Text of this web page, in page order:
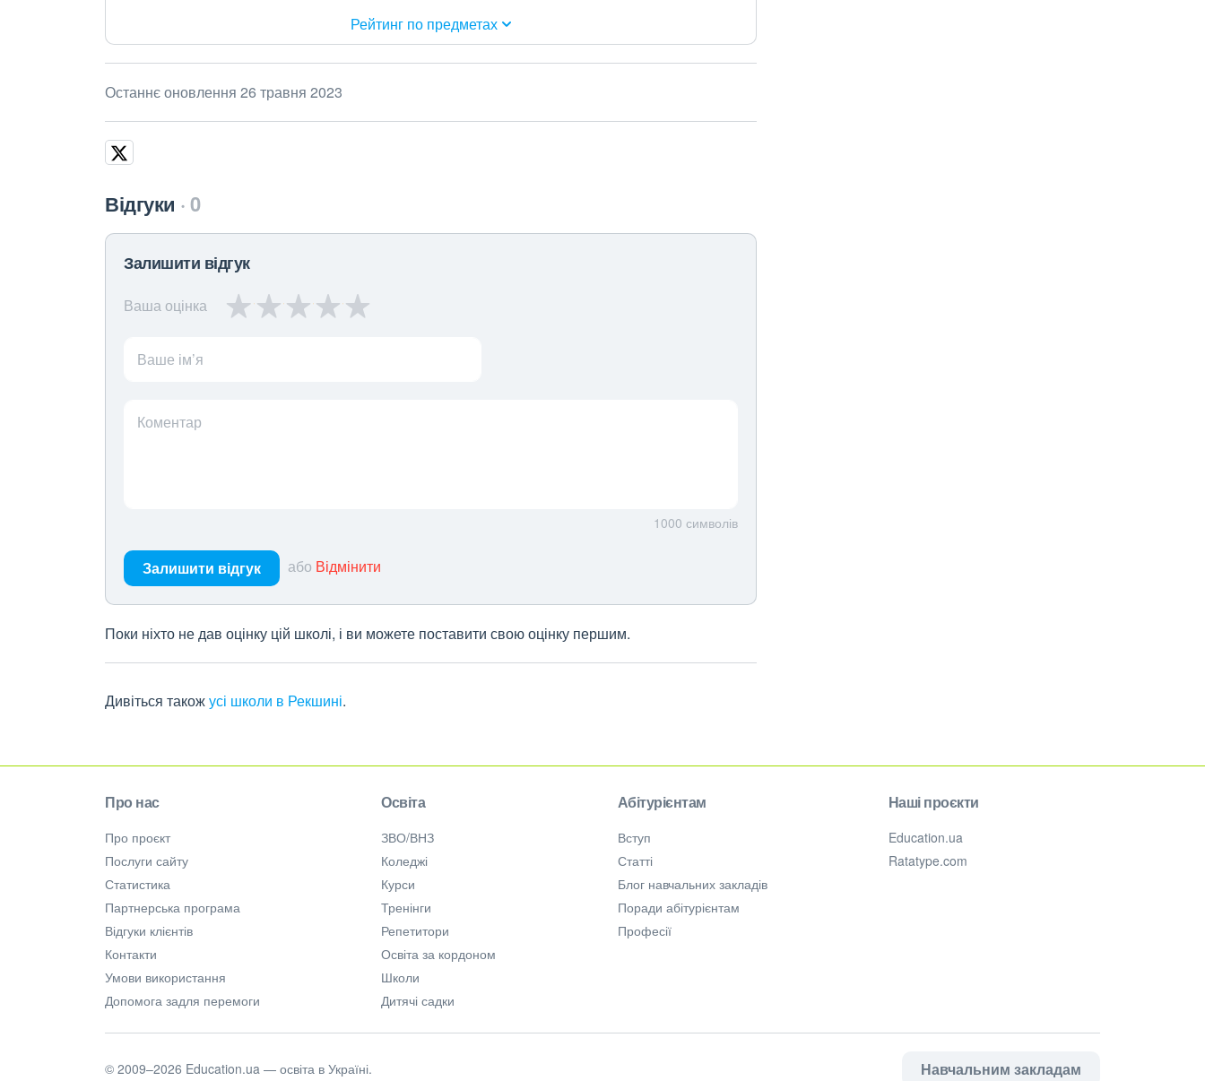
Рейтинг по предметах
Останнє оновлення 26 травня 2023
Відгуки 0
Залишити відгук
Ваша оцінка
Ваше ім’я
Коментар
1000 символів
Залишити відгук або Відмінити
Поки ніхто не дав оцінку цій школі, і ви можете поставити свою оцінку першим.
Дивіться такожусі школи в Рекшині.
Про нас
Про проєкт
Послуги сайту
Статистика
Партнерська програма
Відгуки клієнтів
Контакти
Умови використання
Допомога задля перемоги
Освіта
ЗВО/ВНЗ
Коледжі
Курси
Тренінги
Репетитори
Освіта за кордоном
Школи
Дитячі садки
Абітурієнтам
Вступ
Статті
Блог навчальних закладів
Поради абітурієнтам
Професії
Наші проєкти
Education.ua
Ratatype.com
Навчальним закладам
© 2009–2026 Education.ua — освіта в Україні.